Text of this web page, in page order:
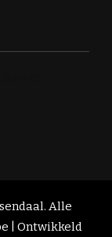
Alle
| Ontwikkeld